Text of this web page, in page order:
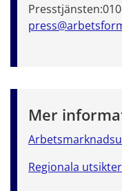
Presstjänsten:
Mer
Regionala